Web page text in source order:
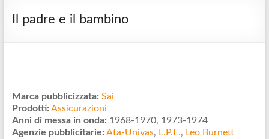
di
Il padre e il bambino
Marca pubblicizzata: Sai
Prodotti: Assicurazioni
Anni di messa in onda: 1968-1970, 1973-1974
Agenzie pubblicitarie: Ata-Univas, L.P.E., Leo Burnett